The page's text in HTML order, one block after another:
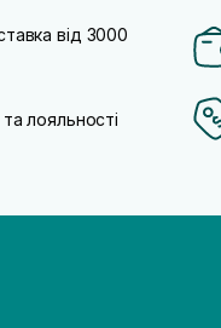
від 3000
лояльності